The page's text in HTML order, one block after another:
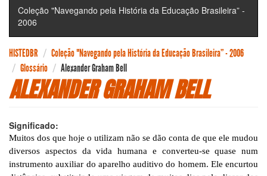
Coleção "Navegando pela História da Educação Brasileira” -
2006
HISTEDBR
Coleção "Navegando pela História da Educação Brasileira” - 2006
Glossário
Alexander Graham Bell
ALEXANDER GRAHAM BELL
Significado:
Muitos dos que hoje o utilizam não se dão conta de que ele mudou
diversos aspectos da vida humana e converteu-se quase num
instrumento auxiliar do aparelho auditivo do homem. Ele encurtou